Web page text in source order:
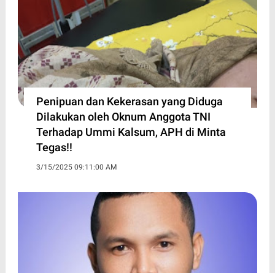
Penipuan dan Kekerasan yang Diduga
Dilakukan oleh Oknum Anggota TNI
Terhadap Ummi Kalsum, APH di Minta
Tegas!!
3/15/2025 09:11:00 AM